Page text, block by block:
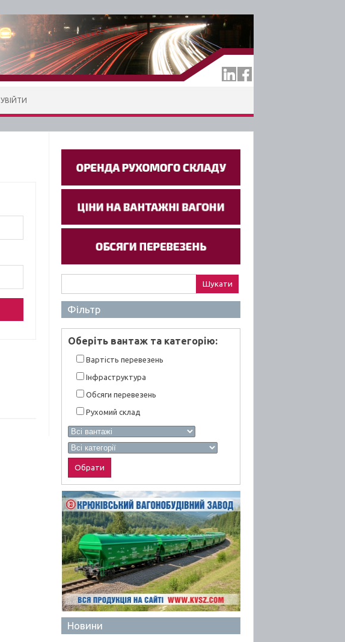
УВІЙТИ
Фільтр
Оберiть вантаж та категорiю:
Вартiсть перевезень
Інфраструктура
Обсяги перевезень
Рухомий склад
Новини